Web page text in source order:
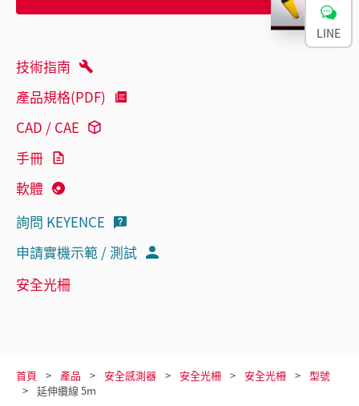
技術指南
產品規格(PDF)
CAD / CAE
手冊
軟體
詢問 KEYENCE
申請實機示範 / 測試
安全光柵
首頁 產品 安全感測器 安全光柵 安全光柵
型號
延伸纜線 5m
LINE